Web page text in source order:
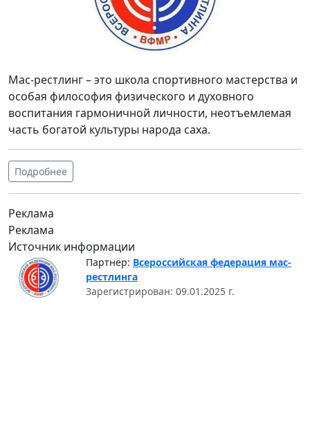
Мас-рестлинг – это школа спортивного мастерства и
особая философия физического и духовного
воспитания гармоничной личности, неотъемлемая
часть богатой культуры народа саха.
Подробнее
Реклама
Реклама
Источник информации
Партнёр: Всероссийская федерация мас-
рестлинга
Зарегистрирован: 09.01.2025 г.